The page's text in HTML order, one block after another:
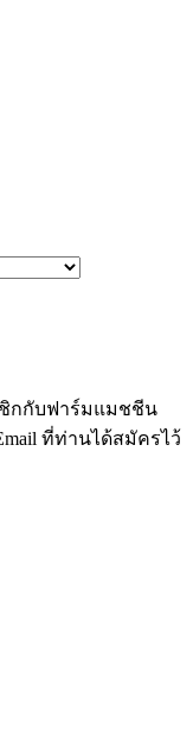
ชิกกับฟาร์มแมชชีน
ที่ท่านได้สมัครไว้